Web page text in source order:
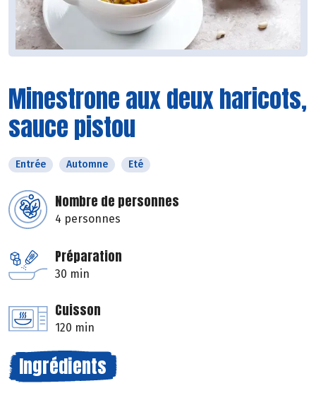
Minestrone aux deux haricots,
sauce pistou
Entrée Automne Eté
Nombre de personnes
4 personnes
Préparation
30 min
Cuisson
120 min
Ingrédients